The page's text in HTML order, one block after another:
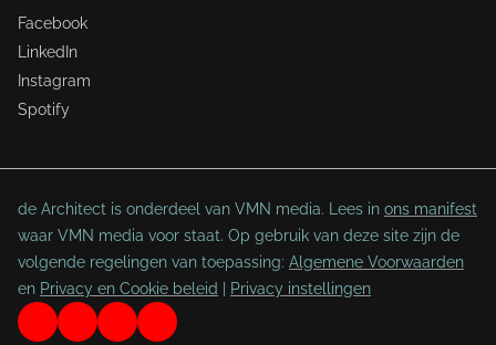
Facebook
LinkedIn
Instagram
Spotify
de Architect is onderdeel van VMN media. Lees in ons manifest
waar VMN media voor staat. Op gebruik van deze site zijn de
volgende regelingen van toepassing: Algemene Voorwaarden
en Privacy en Cookie beleid Privacy instellingen